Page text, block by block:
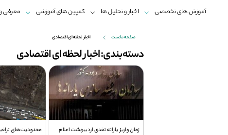
آموزش های تخصصی اخبار و تحلیل ها کمپین های آموزشی معرفی
صفحه نخست اخبار لحظه ای اقتصادی
دسته‌بندی: اخبار لحظه ای اقتصادی
زمان واریز یارانه نقدی اردیبهشت اعلام
محدودیت‌های